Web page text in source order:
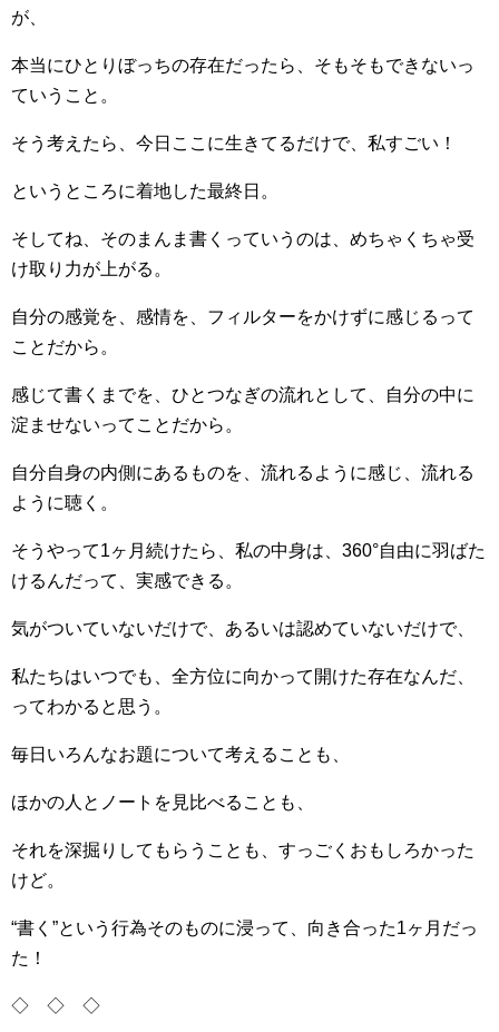
が、
本当にひとりぼっちの存在だったら、そもそもできないっ
ていうこと。
そう考えたら、今日ここに生きてるだけで、私すごい！
というところに着地した最終日。
そしてね、そのまんま書くっていうのは、めちゃくちゃ受
け取り力が上がる。
自分の感覚を、感情を、フィルターをかけずに感じるって
ことだから。
感じて書くまでを、ひとつなぎの流れとして、自分の中に
淀ませないってことだから。
自分自身の内側にあるものを、流れるように感じ、流れる
ように聴く。
そうやって1ヶ月続けたら、私の中身は、360°自由に羽ばた
けるんだって、実感できる。
気がついていないだけで、あるいは認めていないだけで、
私たちはいつでも、全方位に向かって開けた存在なんだ、
ってわかると思う。
毎日いろんなお題について考えることも、
ほかの人とノートを見比べることも、
それを深掘りしてもらうことも、すっごくおもしろかった
けど。
“書く”という行為そのものに浸って、向き合った1ヶ月だっ
た！
◇ ◇ ◇